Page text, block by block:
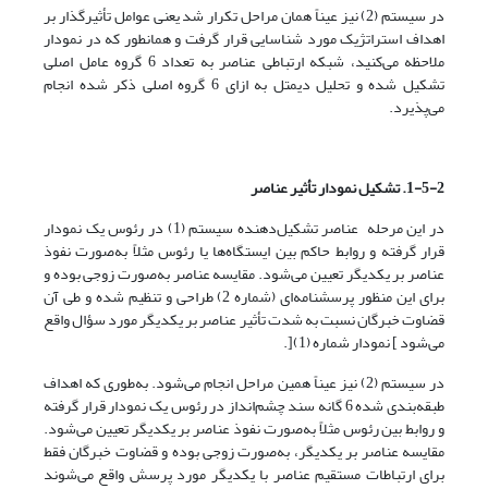
در سیستم (2) نیز عیناً همان مراحل تکرار شد یعنی عوامل تأثیرگذار بر
اهداف استراتژیک مورد شناسایی قرار گرفت و همانطور که در نمودار
ملاحظه می‌کنید، شبکه‌ ارتباطی عناصر به تعداد 6 گروه عامل اصلی
تشکیل شده و تحلیل دیمتل به ازای 6 گروه اصلی ذکر شده انجام
می‌پذیرد.
1-5-2. تشکیل نمودار تأثیر عناصر
در این مرحله عناصر تشکیل‌دهنده‌ سیستم (1) در رئوس یک نمودار
قرار گرفته و روابط حاکم بین ایستگاه‌ها یا رئوس مثلاً به‌صورت نفوذ
عناصر بر یکدیگر تعیین می‌شود. مقایسه‌ عناصر به‌صورت زوجی بوده و
برای این منظور پرسشنامه‌ای (شماره 2) طراحی و تنظیم شده و طی آن
قضاوت خبرگان نسبت به شدت تأثیر عناصر بر یکدیگر مورد سؤال واقع
می‌شود ] نمودار شماره (1)[.
در سیستم (2) نیز عیناً همین مراحل انجام می‌شود. به‌طوری که اهداف
طبقه‌بندی شده 6 گانه سند چشم‌انداز در رئوس یک نمودار قرار گرفته
و روابط بین رئوس مثلاً به‌صورت نفوذ عناصر بر یکدیگر تعیین می‌شود.
مقایسه عناصر بر یکدیگر، به‌صورت زوجی بوده و قضاوت خبرگان فقط
برای ارتباطات مستقیم عناصر با یکدیگر مورد پرسش واقع می‌شوند